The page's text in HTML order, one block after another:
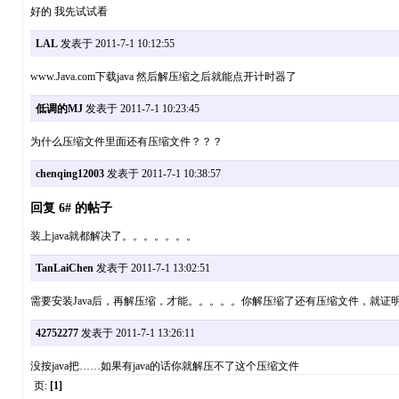
好的 我先试试看
LAL发表于 2011-7-1 10:12:55
www.Java.com下载java 然后解压缩之后就能点开计时器了
低调的MJ发表于 2011-7-1 10:23:45
为什么压缩文件里面还有压缩文件？？？
chenqing12003发表于 2011-7-1 10:38:57
回复 6# 的帖子
装上java就都解决了。。。。。。。
TanLaiChen发表于 2011-7-1 13:02:51
需要安装Java后，再解压缩，才能。。。。。你解压缩了还有压缩文件，就证明
42752277发表于 2011-7-1 13:26:11
没按java把……如果有java的话你就解压不了这个压缩文件
页: [1]